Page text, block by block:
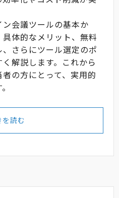
会議ツールの基本か
体的なメリット、無料
さらにツール選定のポ
解説します。これから
の方にとって、実用的
を読む